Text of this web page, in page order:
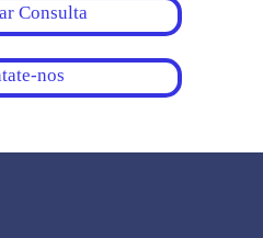
Consulta
nos